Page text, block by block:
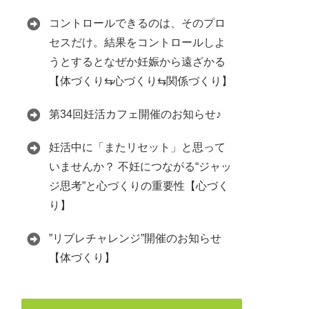
コントロールできるのは、そのプロ
セスだけ。結果をコントロールしよ
うとするとなぜか妊娠から遠ざかる
【体づくり⇆心づくり⇆関係づくり】
第34回妊活カフェ開催のお知らせ♪
妊活中に「またリセット」と思って
いませんか？ 不妊につながる“ジャッ
ジ思考”と心づくりの重要性【心づく
り】
”リブレチャレンジ”開催のお知らせ
【体づくり】